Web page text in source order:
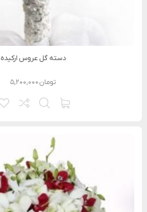
دسته گل عروس ارکیده
۵,۲۰۰,۰۰۰تومان